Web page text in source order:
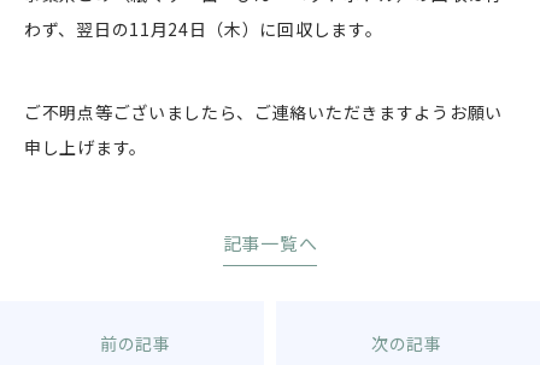
わず、翌日の11月24日（木）に回収します。
ご不明点等ございましたら、ご連絡いただきますようお願い
申し上げます。
前の記事
記事一覧へ
次の記事